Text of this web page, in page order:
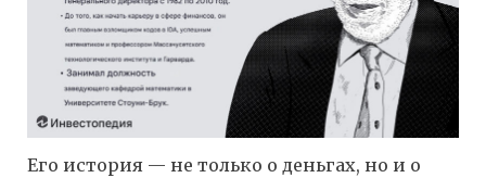
Его история — не только о деньгах, но и о